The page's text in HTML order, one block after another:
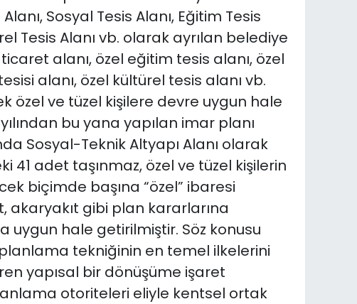
Sosyal Tesis Alanı, Eğitim Tesis
Tesis Alanı vb. olarak ayrılan belediye
alanı, özel eğitim tesis alanı, özel
alanı, özel kültürel tesis alanı vb.
özel ve tüzel kişilere devre uygun hale
bu yana yapılan imar planı
Sosyal-Teknik Altyapı Alanı olarak
41 adet taşınmaz, özel ve tüzel kişilerin
biçimde başına “özel” ibaresi
akaryakıt gibi plan kararlarına
uygun hale getirilmiştir. Söz konusu
tekniğinin en temel ilkelerini
yapısal bir dönüşüme işaret
otoriteleri eliyle kentsel ortak